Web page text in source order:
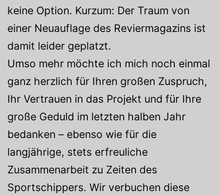
keine Option. Kurzum: Der Traum von
einer Neuauflage des Reviermagazins ist
damit leider geplatzt.
Umso mehr möchte ich mich noch einmal
ganz herzlich für Ihren großen Zuspruch,
Ihr Vertrauen in das Projekt und für Ihre
große Geduld im letzten halben Jahr
bedanken – ebenso wie für die
langjährige, stets erfreuliche
Zusammenarbeit zu Zeiten des
Sportschippers. Wir verbuchen diese